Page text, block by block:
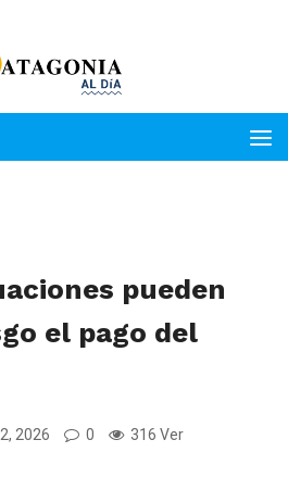
pueden
el pago del
2026 0 316 Ver